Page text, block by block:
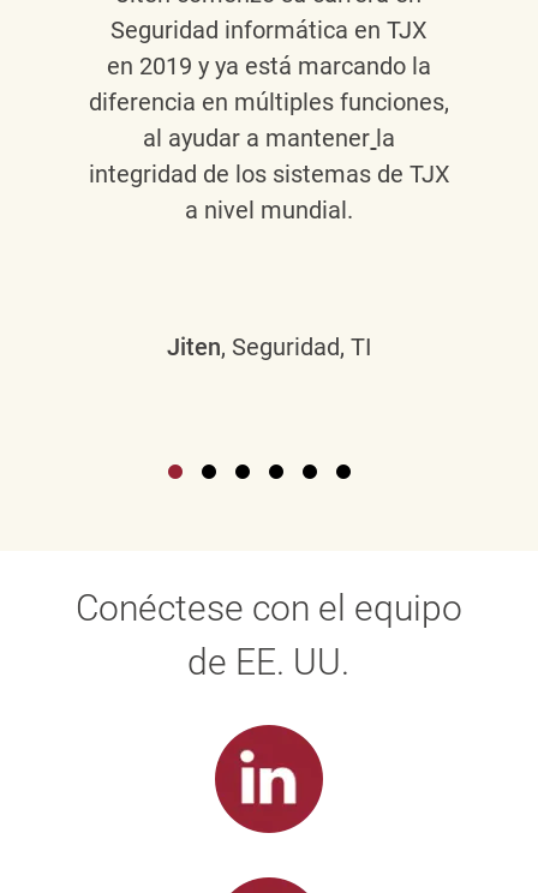
Seguridad informática en TJX
en 2019 y ya está marcando la
diferencia en múltiples funciones,
al ayudar a mantener la
integridad de los sistemas de TJX
a nivel mundial.
Jiten, Seguridad, TI
Conéctese con el equipo
de EE. UU.